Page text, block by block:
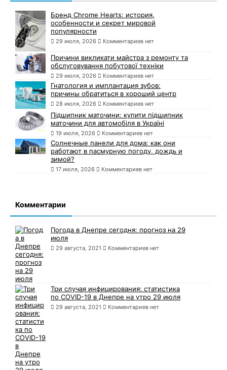
Бренд Chrome Hearts: история,
особенности и секрет мировой
популярности
29 июля, 2026 Комментариев нет
Причини викликати майстра з ремонту та
обслуговування побутової техніки
29 июля, 2026 Комментариев нет
Гнатология и имплантация зубов:
причины обратиться в хороший центр
28 июля, 2026 Комментариев нет
Підшипник маточини: купити підшипник
маточини для автомобіля в Україні
19 июля, 2026 Комментариев нет
Солнечные панели для дома: как они
работают в пасмурную погоду, дождь и
зимой?
17 июля, 2026 Комментариев нет
Комментарии
Погода в Днепре сегодня: прогноз на 29
июля
29 августа, 2021 Комментариев нет
Три случая инфицирования: статистика
по COVID-19 в Днепре на утро 29 июля
29 августа, 2021 Комментариев нет